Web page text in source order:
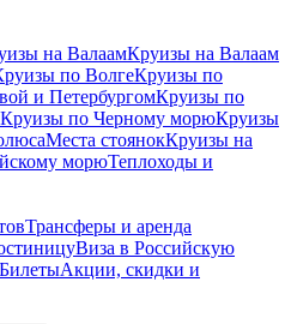
на ВалаамКруизы на Валаам
по ВолгеКруизы по
и ПетербургомКруизы по
Круизы по Черному морюКруизы
Места стоянокКруизы на
морюТеплоходы и
Трансферы и аренда
Виза в Российскую
БилетыАкции, скидки и